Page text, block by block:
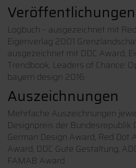
Veröffentlichungen
Logbuch – ausgezeichnet mit
Eigenverlag 2001
ausgezeichnet mit DDC Award,
Trendbook, Leaders of Chance:
bayern design 2016
Auszeichnungen
Mehrfache Auszeichnungen
Designpreis der Bundesrepublik
German Design Award, Red Dot
Award, DDC Gute Gestaltung,
FAMAB Award